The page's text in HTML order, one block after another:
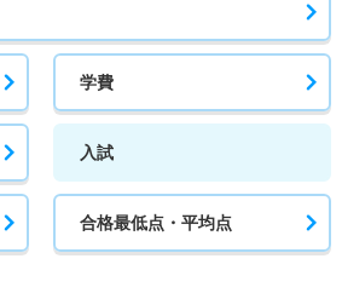
学費
入試
合格最低点・平均点